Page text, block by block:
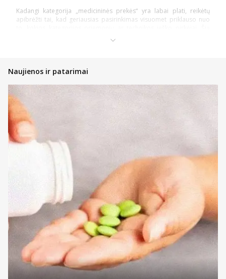
Kadangi kategorija „medicininės prekės“ yra labai plati, reikėtų
apibrėžti tai, kad geriausias pasirinkimas visuomet priklauso nuo
Pasidalinsime bendromis įžvalgomis, ką vertėtų žinoti kiekvienam
pirkėjui, nusprendusiam pirkti internetinėje vaistinėje, kad įsigytų
priemonių ir technikos nauda būtų pati didžiausia!
Atsidarykite prekės puslapyje ir perskaitykite aprašymą,
instrukcijas bei kitą aktualią informaciją;
Jeigu prekė patiko, tačiau norite dar pasidairyti po prekių
sugrįžti vėliau;
Nedvejokite konsultuotis su internetinės vaistinės komanda,
kad gautumėte profesionalų patarimą bet kuriuo klausimu;
Jeigu tai – ne vaistiniai preparatai, galite atkreipti dėmesį į
informaciją prie kainos – gali būti taikoma akcija su lojalumo
kortele arba visiems pirkėjams ir techniką ar priemones
įsigysite pigiau nei įprastai.
Renkantis medicinines priemones, svarbu atkreipti dėmesį į visą
prieinamą informaciją. Kadangi renkatės prekes ir produktus
sveikatos ar medicininei priežiūrai, būtina jausti užtikrintumą dėl to,
kad išsirinkote tai, ko reikia. Daugybė preparatų ar priemonių
parduodami skirtingais kiekiais, tad nedvejokite pasidairyti po
katalogą ieškodami labiausiai poreikį atitinkančio kiekio.
Kadangi prekių šioje kategorijoje yra tikrai daug, galite pasinaudoti
prekių filtravimo įrankiais ar rikiavimo įrankiu tam, kad greičiau
Naujienos ir patarimai